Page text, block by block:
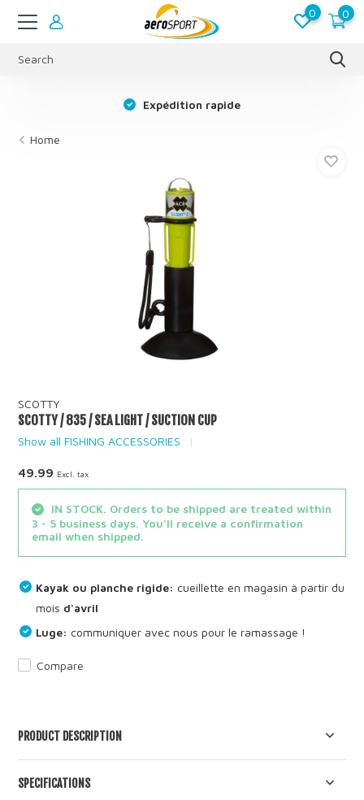
0 0
Expédition rapide
Home
SCOTTY
SCOTTY / 835 / SEA LIGHT / SUCTION CUP
Show all FISHING ACCESSORIES
49.99 Excl. tax
IN STOCK. Orders to be shipped are treated within
3 - 5 business days. You'll receive a confirmation
email when shipped.
Kayak ou planche rigide: cueillette en magasin à partir du
mois d'avril
Luge: communiquer avec nous pour le ramassage !
Compare
PRODUCT DESCRIPTION
SPECIFICATIONS